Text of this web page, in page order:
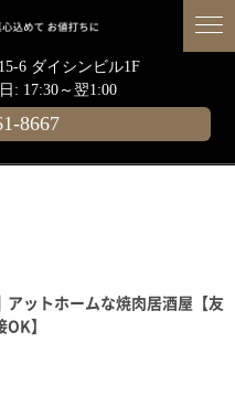
6 ダイシンビル1F
: 17:30～翌1:00
8667
アットホームな焼肉居酒屋【友
】